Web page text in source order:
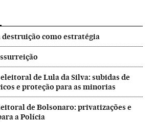
destruição como estratégia
de Lula da Silva: subidas de
e proteção para as minorias
de Bolsonaro: privatizações e
a Polícia